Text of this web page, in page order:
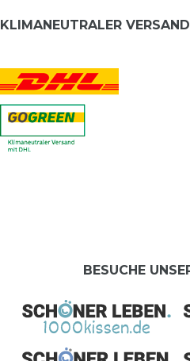
KLIMANEUTRALER VERSAND
BESUCHE